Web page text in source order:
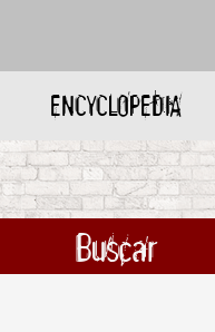
ENCYCLOPEDIA
Buscar